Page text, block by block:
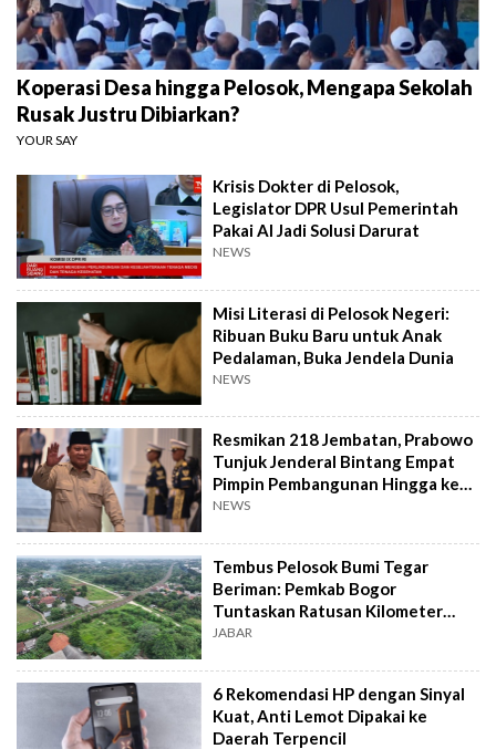
Koperasi Desa hingga Pelosok, Mengapa Sekolah
Rusak Justru Dibiarkan?
YOUR SAY
Krisis Dokter di Pelosok,
Legislator DPR Usul Pemerintah
Pakai AI Jadi Solusi Darurat
NEWS
Misi Literasi di Pelosok Negeri:
Ribuan Buku Baru untuk Anak
Pedalaman, Buka Jendela Dunia
NEWS
Resmikan 218 Jembatan, Prabowo
Tunjuk Jenderal Bintang Empat
Pimpin Pembangunan Hingga ke
Pelosok
NEWS
Tembus Pelosok Bumi Tegar
Beriman: Pemkab Bogor
Tuntaskan Ratusan Kilometer
Jalan dari Barat-Timur
JABAR
6 Rekomendasi HP dengan Sinyal
Kuat, Anti Lemot Dipakai ke
Daerah Terpencil